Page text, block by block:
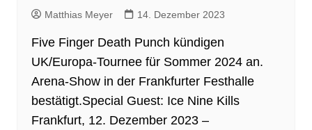
Matthias Meyer 14. Dezember 2023
Five Finger Death Punch kündigen
UK/Europa-Tournee für Sommer 2024 an.
Arena-Show in der Frankfurter Festhalle
bestätigt.Special Guest: Ice Nine Kills
Frankfurt, 12. Dezember 2023 –